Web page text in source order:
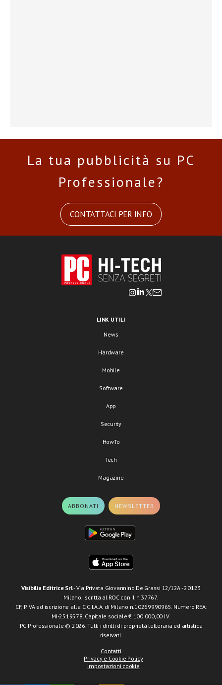
La tua pubblicità su PC
Professionale?
CONTATTACI PER INFO
LINK UTILI
News
Hardware
Mobile
Software
App
Security
HowTo
Tech
Magazine
ABBONATI NEWSLETTER
Visibilia Editrice Srl- Via Privata Giovannino De Grassi 12/12A - 20123
Milano. Iscritta al ROC con il n.37767.
CF, P.IVA ed iscrizione alla C.C.I.A.A. di Milano n.10269990965. Numero REA:
MI-2519578. Capitale sociale € 100.000,00 I.V.
PC Professionale © 2026. Tutti i diritti di proprietà letteraria ed artistica
riservati.
Contatti
Privacy e Cookie Policy
Impostazioni cookie